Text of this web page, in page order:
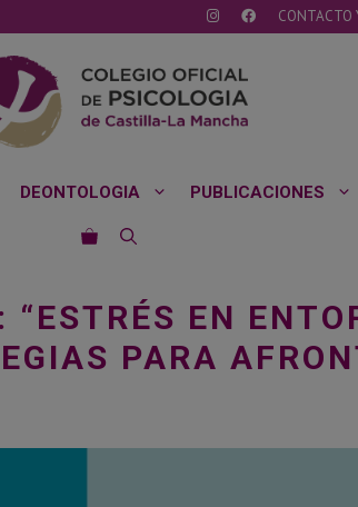
CONTACTO
DEONTOLOGIA PUBLICACIONES
EN
PARA